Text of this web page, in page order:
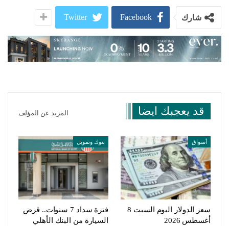
شارك Facebook
Twitter
قد يعجبك ايضا المزيد عن المؤلف
أسواق
سعر الدولار اليوم السبت 8
أغسطس 2026
بنوك وتمويل
فترة سداد 7 سنوات.. قرض
السيارة من البنك الأهلي